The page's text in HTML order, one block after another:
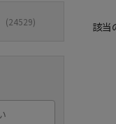
(24529) 該当